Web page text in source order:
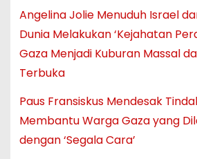
Angelina Jolie Menuduh Israel
Dunia Melakukan ‘Kejahatan
Gaza Menjadi Kuburan Massal
Terbuka
Paus Fransiskus Mendesak
Membantu Warga Gaza yang
dengan ‘Segala Cara’